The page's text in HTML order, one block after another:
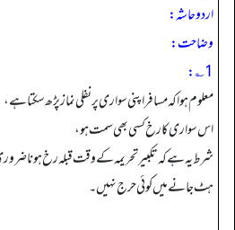
اردو حاشہ:
وضاحت:
1؎:
معلوم ہوا کہ مسافر اپنی سواری پر نفلی نماز پڑھ سکتا ہے،
اس سواری کا رخ کسی بھی سمت ہو،
شرط یہ ہے کہ تکبیر تحریمہ کے وقت قبلہ رخ ہونا
ہٹ جانے میں کوئی حرج نہیں۔